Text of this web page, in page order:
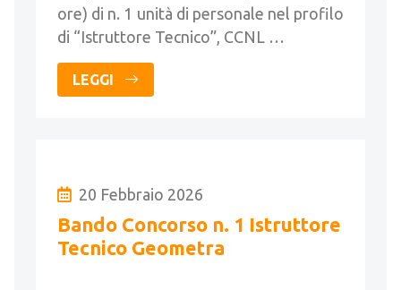
ore) di n. 1 unità di personale nel profilo
di “Istruttore Tecnico”, CCNL …
LEGGI
20 Febbraio 2026
Bando Concorso n. 1 Istruttore
Tecnico Geometra